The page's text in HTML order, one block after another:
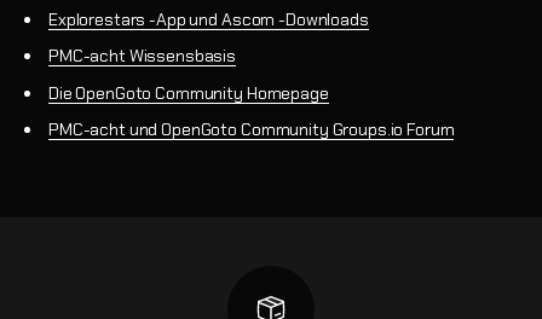
Explorestars -App und Ascom -Downloads
PMC-acht Wissensbasis
Die OpenGoto Community Homepage
PMC-acht und OpenGoto Community Groups.io Forum